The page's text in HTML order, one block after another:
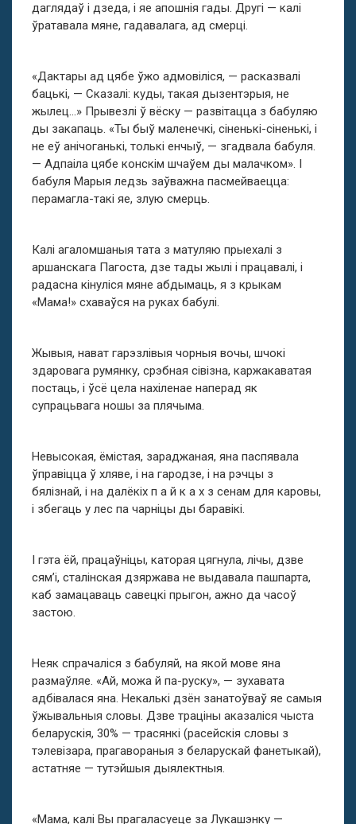
даглядаў і дзеда, і яе апошнія гады. Другі — калі
ўратавала мяне, гадавалага, ад смерці.
«Дактары ад цябе ўжо адмовіліся, — расказвалі
бацькі, — Сказалі: куды, такая дызентэрыя, не
жылец…» Прывезлі ў вёску — развітацца з бабуляю
ды закапаць. «Ты быў маленечкі, сіненькі-сіненькі, і
не еў анічоганькі, толькі енчыў, — згадвала бабуля.
— Адпаіла цябе конскім шчаўем ды малачком». І
бабуля Марыя ледзь заўважна пасмейваецца:
перамагла-такі яе, злую смерць.
Калі агаломшаныя тата з матуляю прыехалі з
аршанскага Пагоста, дзе тады жылі і працавалі, і
радасна кінуліся мяне абдымаць, я з крыкам
«Мама!» схаваўся на руках бабулі.
Жывыя, нават гарэзлівыя чорныя вочы, шчокі
здаровага румянку, срэбная сівізна, каржакаватая
постаць, і ўсё цела нахіленае наперад як
супрацьвага ношы за плячыма.
Невысокая, ёмістая, зараджаная, яна паспявала
ўправіцца ў хляве, і на гародзе, і на рэчцы з
бялізнай, і на далёкіх п а й к а х з сенам для каровы,
і збегаць у лес па чарніцы ды баравікі.
І гэта ёй, працаўніцы, каторая цягнула, лічы, дзве
сям’і, сталінская дзяржава не выдавала пашпарта,
каб замацаваць савецкі прыгон, ажно да часоў
застою.
Неяк спрачаліся з бабуляй, на якой мове яна
размаўляе. «Ай, можа й па-руску», — зухавата
адбівалася яна. Некалькі дзён занатоўваў яе самыя
ўжывальныя словы. Дзве траціны аказаліся чыста
беларускія, 30% — трасянкі (расейскія словы з
тэлевізара, прагавораныя з беларускай фанетыкай),
астатняе — тутэйшыя дыялектныя.
«Мама, калі Вы прагаласуеце за Лукашэнку —